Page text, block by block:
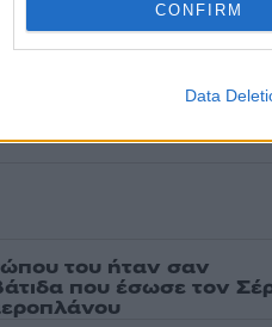
CONFIRM
Data
Ακολουθήστε το Νewsit.gr
πρώτοι για όλη την
του ήταν σαν
που έσωσε τον